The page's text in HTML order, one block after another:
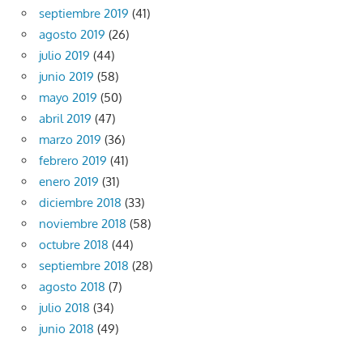
septiembre 2019 (41)
agosto 2019 (26)
julio 2019 (44)
junio 2019 (58)
mayo 2019 (50)
abril 2019 (47)
marzo 2019 (36)
febrero 2019 (41)
enero 2019 (31)
diciembre 2018 (33)
noviembre 2018 (58)
octubre 2018 (44)
septiembre 2018 (28)
agosto 2018 (7)
julio 2018 (34)
junio 2018 (49)